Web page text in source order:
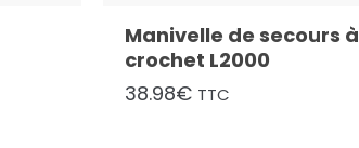
Manivelle de secours à
crochet L2000
38.98€ TTC